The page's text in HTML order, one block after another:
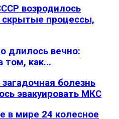
возродилось
процессы,
длилось вечно:
том, как...
болезнь
эвакуировать МКС
в мире 24 колесное